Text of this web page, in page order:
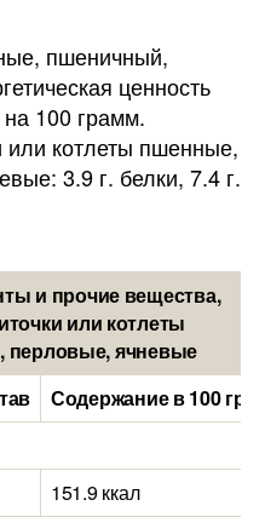
пшеничный,
ценность
100 грамм.
или котлеты пшенные,
3.9 г. белки, 7.4 г.
и прочие вещества,
или котлеты
ячневые
Содержание в 100
151.9 ккал